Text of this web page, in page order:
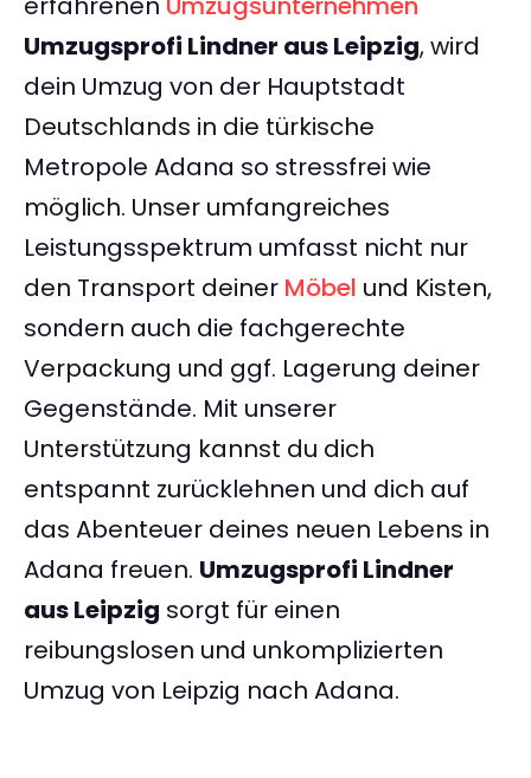
Umzugsprofi Lindner aus Leipzig, wird
dein Umzug von der Hauptstadt
Deutschlands in die türkische
Metropole Adana so stressfrei wie
möglich. Unser umfangreiches
Leistungsspektrum umfasst nicht nur
den Transport deiner Möbel und Kisten,
sondern auch die fachgerechte
Verpackung und ggf. Lagerung deiner
Gegenstände. Mit unserer
Unterstützung kannst du dich
entspannt zurücklehnen und dich auf
das Abenteuer deines neuen Lebens in
Adana freuen. Umzugsprofi Lindner
aus Leipzig sorgt für einen
reibungslosen und unkomplizierten
Umzug von Leipzig nach Adana.